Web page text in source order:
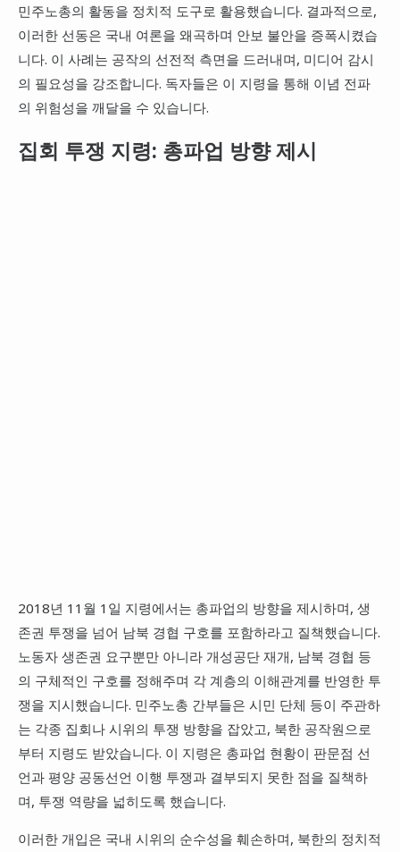
민주노총의 활동을 정치적 도구로 활용했습니다. 결과적으로,
이러한 선동은 국내 여론을 왜곡하며 안보 불안을 증폭시켰습
니다. 이 사례는 공작의 선전적 측면을 드러내며, 미디어 감시
의 필요성을 강조합니다. 독자들은 이 지령을 통해 이념 전파
의 위험성을 깨달을 수 있습니다.
집회 투쟁 지령: 총파업 방향 제시
2018년 11월 1일 지령에서는 총파업의 방향을 제시하며, 생
존권 투쟁을 넘어 남북 경협 구호를 포함하라고 질책했습니다.
노동자 생존권 요구뿐만 아니라 개성공단 재개, 남북 경협 등
의 구체적인 구호를 정해주며 각 계층의 이해관계를 반영한 투
쟁을 지시했습니다. 민주노총 간부들은 시민 단체 등이 주관하
는 각종 집회나 시위의 투쟁 방향을 잡았고, 북한 공작원으로
부터 지령도 받았습니다. 이 지령은 총파업 현황이 판문점 선
언과 평양 공동선언 이행 투쟁과 결부되지 못한 점을 질책하
며, 투쟁 역량을 넓히도록 했습니다.
이러한 개입은 국내 시위의 순수성을 훼손하며, 북한의 정치적